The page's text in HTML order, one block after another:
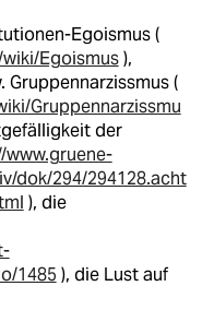
Egoismus (
Egoismus),
(
Gruppennarzissmu
der
dok/294/294128.acht
), die
1485 ), die Lust auf